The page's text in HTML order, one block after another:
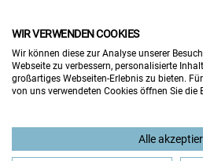
BERUFLICHE ORIENTIERUNG
WIR VERWENDEN COOKIES
Wir können diese zur Analyse unserer
Webseite zu verbessern, personalisierte
großartiges Webseiten-Erlebnis zu bieten.
von uns verwendeten Cookies öffnen Sie die
Alle